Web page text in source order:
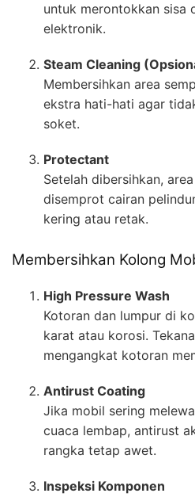
untuk merontokkan sisa
elektronik.
Steam Cleaning
Membersihkan area
ekstra hati-hati agar
soket.
Protectant
Setelah dibersihkan,
disemprot cairan
kering atau retak.
Membersihkan Kolong
High Pressure Wash
Kotoran dan lumpur di
karat atau korosi.
mengangkat kotoran
Antirust Coating
Jika mobil sering
cuaca lembap, antirust
rangka tetap awet.
Inspeksi Komponen